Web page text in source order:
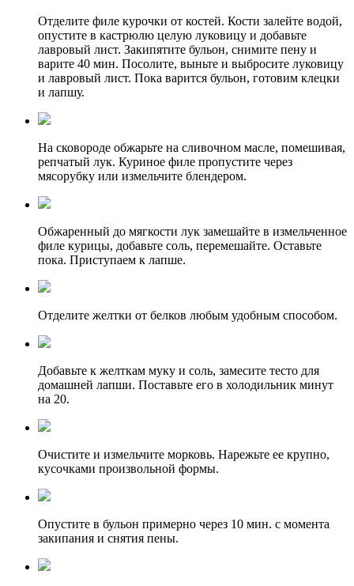
Отделите филе курочки от костей. Кости залейте водой,
опустите в кастрюлю целую луковицу и добавьте
лавровый лист. Закипятите бульон, снимите пену и
варите 40 мин. Посолите, выньте и выбросите луковицу
и лавровый лист. Пока варится бульон, готовим клецки
и лапшу.
На сковороде обжарьте на сливочном масле, помешивая,
репчатый лук. Куриное филе пропустите через
мясорубку или измельчите блендером.
Обжаренный до мягкости лук замешайте в измельченное
филе курицы, добавьте соль, перемешайте. Оставьте
пока. Приступаем к лапше.
Отделите желтки от белков любым удобным способом.
Добавьте к желткам муку и соль, замесите тесто для
домашней лапши. Поставьте его в холодильник минут
на 20.
Очистите и измельчите морковь. Нарежьте ее крупно,
кусочками произвольной формы.
Опустите в бульон примерно через 10 мин. с момента
закипания и снятия пены.